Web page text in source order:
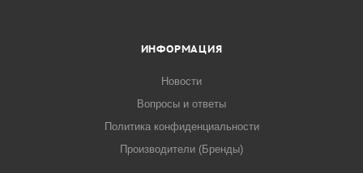
ИНФОРМАЦИЯ
Новости
Вопросы и ответы
Политика конфиденциальности
Производители (Бренды)